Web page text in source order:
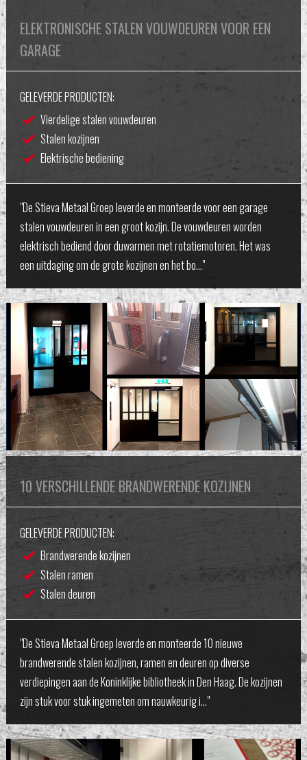
ELEKTRONISCHE STALEN VOUWDEUREN VOOR EEN
GARAGE
GELEVERDE PRODUCTEN:
Vierdelige stalen vouwdeuren
Stalen kozijnen
Elektrische bediening
"De Stieva Metaal Groep leverde en monteerde voor een garage
stalen vouwdeuren in een groot kozijn. De vouwdeuren worden
elektrisch bediend door duwarmen met rotatiemotoren. Het was
een uitdaging om de grote kozijnen en het bo…"
10 VERSCHILLENDE BRANDWERENDE KOZIJNEN
GELEVERDE PRODUCTEN:
Brandwerende kozijnen
Stalen ramen
Stalen deuren
"De Stieva Metaal Groep leverde en monteerde 10 nieuwe
brandwerende stalen kozijnen, ramen en deuren op diverse
verdiepingen aan de Koninklijke bibliotheek in Den Haag. De kozijnen
zijn stuk voor stuk ingemeten om nauwkeurig i…"